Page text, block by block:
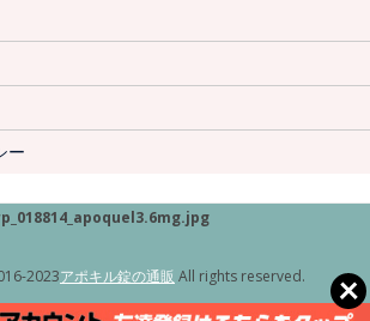
ー
2023アポキル錠の通販 All rights reserved.